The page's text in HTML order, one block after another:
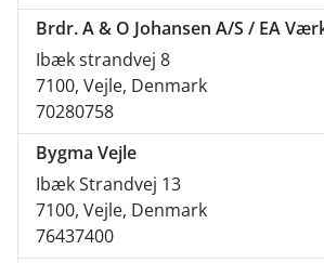
Brdr. A & O Johansen A/S / EA
Ibæk strandvej 8
7100, Vejle, Denmark
70280758
Bygma Vejle
Ibæk Strandvej 13
7100, Vejle, Denmark
76437400